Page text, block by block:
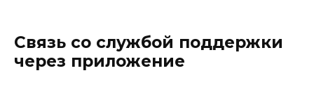
Связь со службой поддержки
через приложение